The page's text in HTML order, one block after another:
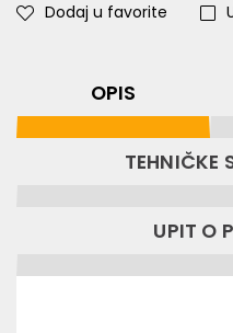
Dodaj u favorite
OPIS
TEHNIČKE
UPIT O